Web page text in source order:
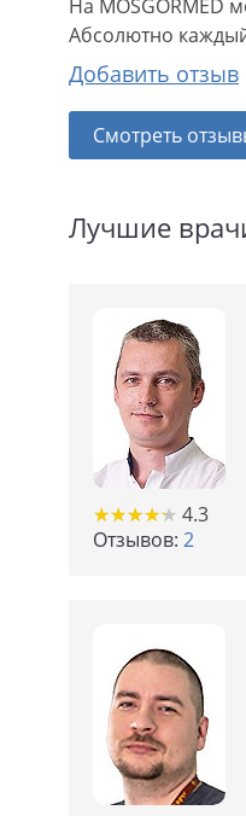
На MOSGORMED
Абсолютно
Добавить отзыв
Смотреть
Лучшие
★★★★★
★★★★★ 4.3
Отзывов: 2